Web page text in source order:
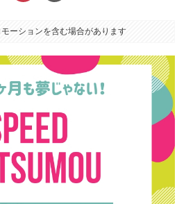
ーションを含む場合があります